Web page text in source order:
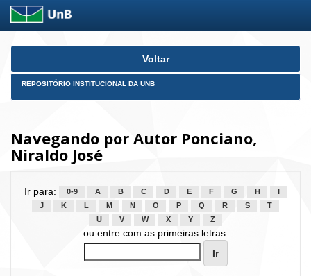
Skip
Voltar
REPOSITÓRIO INSTITUCIONAL DA UNB
Navegando por Autor Ponciano,
Niraldo José
Ir para: 0-9 A B C D E F G H
J
K L M N O P Q R S
T
U
V W X Y Z
ou entre com as primeiras letras: